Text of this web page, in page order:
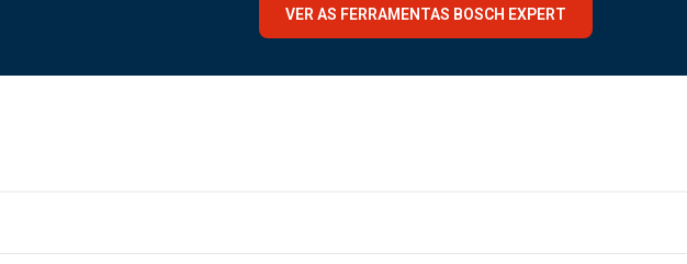
VER AS FERRAMENTAS BOSCH EXPERT